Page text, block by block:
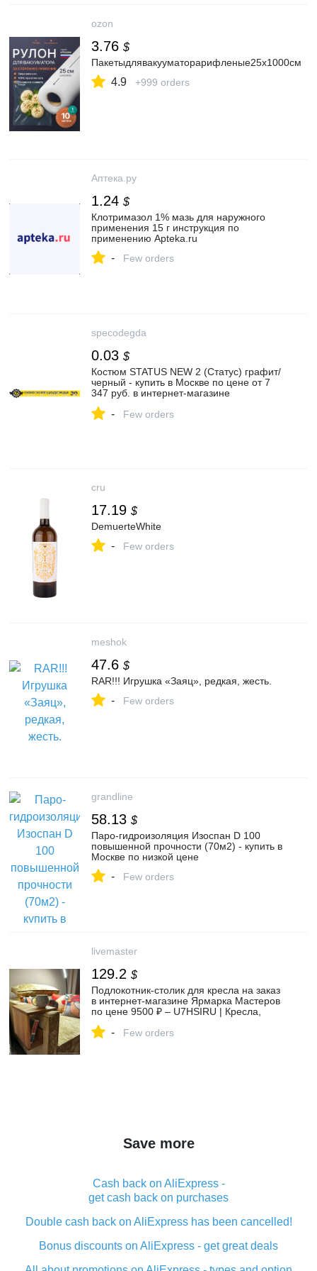
ozon
3.76 $
Пакетыдлявакууматорарифленые25х1000см
4.9 +999 orders
Аптека.ру
1.24 $
Клотримазол 1% мазь для наружного
применения 15 г инструкция по
применению Apteka.ru
- Few orders
specodegda
0.03 $
Костюм STATUS NEW 2 (Статус) графит/
черный - купить в Москве по цене от 7
347 руб. в интернет-магазине
- Few orders
cru
17.19 $
DemuerteWhite
- Few orders
meshok
47.6 $
RAR!!! Игрушка «Заяц», редкая, жесть.
- Few orders
grandline
58.13 $
Паро-гидроизоляция Изоспан D 100
повышенной прочности (70м2) - купить в
Москве по низкой цене
- Few orders
livemaster
129.2 $
Подлокотник-столик для кресла на заказ
в интернет-магазине Ярмарка Мастеров
по цене 9500 ₽ – U7HSIRU | Кресла,
- Few orders
Save more
Cash back on AliExpress -
get cash back on purchases
Double cash back on AliExpress has been cancelled!
Bonus discounts on AliExpress - get great deals